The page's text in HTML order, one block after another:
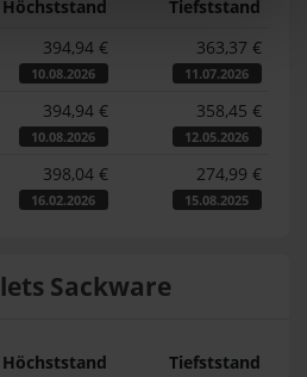
Höchststand
Tiefststand
394,94 €
10.08.2026
363,37 €
11.07.2026
394,94 €
10.08.2026
358,45 €
12.05.2026
398,04 €
16.02.2026
274,99 €
15.08.2025
Sackware
Höchststand
Tiefststand